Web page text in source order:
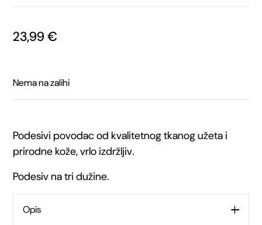
23,99€
Nema na zalihi
Podesivi povodac od kvalitetnog tkanog užeta i
prirodne kože, vrlo izdržljiv.
Podesiv na tri dužine.
Opis